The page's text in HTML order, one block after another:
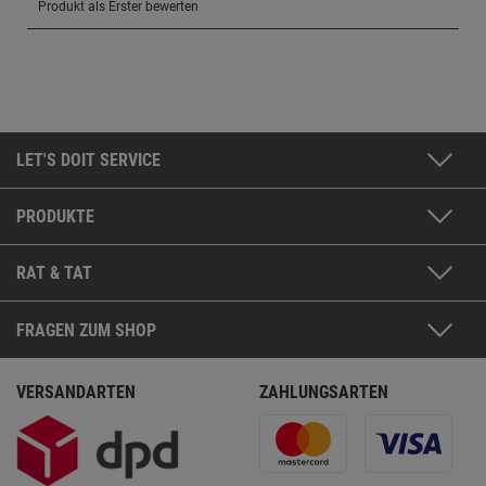
LET'S DOIT SERVICE
PRODUKTE
RAT & TAT
FRAGEN ZUM SHOP
VERSANDARTEN ZAHLUNGSARTEN